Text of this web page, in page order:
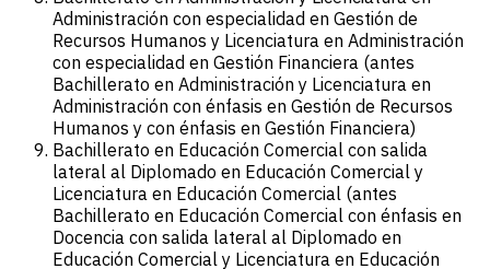
Administración con especialidad en Gestión de
Recursos Humanos y Licenciatura en Administración
con especialidad en Gestión Financiera (antes
Bachillerato en Administración y Licenciatura en
Administración con énfasis en Gestión de Recursos
Humanos y con énfasis en Gestión Financiera)
Bachillerato en Educación Comercial con salida
lateral al Diplomado en Educación Comercial y
Licenciatura en Educación Comercial (antes
Bachillerato en Educación Comercial con énfasis en
Docencia con salida lateral al Diplomado en
Educación Comercial y Licenciatura en Educación